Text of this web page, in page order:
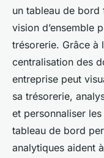
un tableau de
vision d’ensemble
trésorerie. Grâce à
centralisation des
entreprise peut
sa trésorerie,
et personnaliser
tableau de bord
analytiques aident